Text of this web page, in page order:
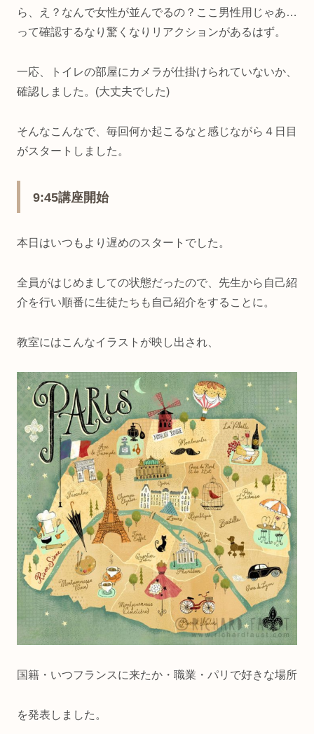
ら、え？なんで女性が並んでるの？ここ男性用じゃあ…
って確認するなり驚くなりリアクションがあるはず。
一応、トイレの部屋にカメラが仕掛けられていないか、
確認しました。(大丈夫でした)
そんなこんなで、毎回何か起こるなと感じながら４日目
がスタートしました。
9:45講座開始
本日はいつもより遅めのスタートでした。
全員がはじめましての状態だったので、先生から自己紹
介を行い順番に生徒たちも自己紹介をすることに。
教室にはこんなイラストが映し出され、
国籍・いつフランスに来たか・職業・パリで好きな場所
を発表しました。